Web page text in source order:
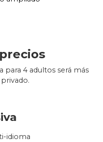
para 4 adultos será más
idioma